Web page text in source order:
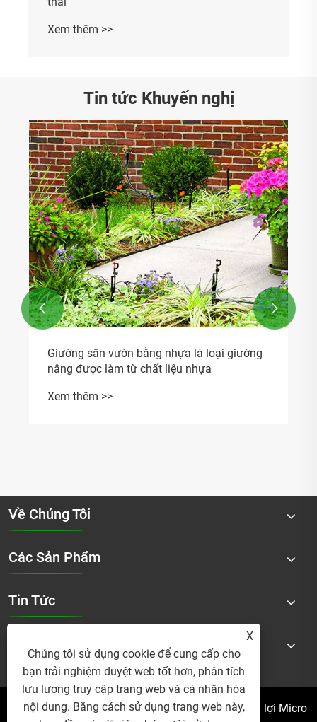
Tin tức Khuyến nghị
Máy phun tưới siêu nhỏ có thể tối ưu hóa
việc phân phối nước trong nhà kính như thế
nào?
Xem thêm >>
 
Về Chúng Tôi
Các Sản Phẩm
Tin Tức
Bản quyền © 2025 Công ty TNHH Sản phẩm Thủy lợi Micro
X
Chúng tôi sử dụng cookie để cung cấp cho
bạn trải nghiệm duyệt web tốt hơn, phân tích
lưu lượng truy cập trang web và cá nhân hóa
nội dung. Bằng cách sử dụng trang web này,